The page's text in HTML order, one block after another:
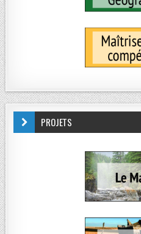
PROJETS